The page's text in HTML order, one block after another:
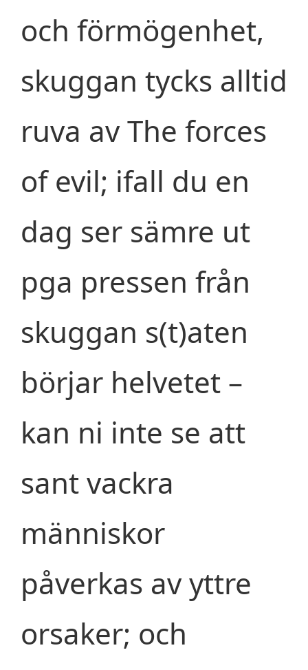
och förmögenhet,
skuggan tycks alltid
ruva av The forces
of evil; ifall du en
dag ser sämre ut
pga pressen från
skuggan s(t)aten
börjar helvetet –
kan ni inte se att
sant vackra
människor
påverkas av yttre
orsaker; och